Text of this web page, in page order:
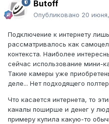
Butoff
Опубликовано 20
Подключение к интернету
рассматривалось как
контекста. Наиболее
сейчас использование мини-
Такие камеры уже
деле... Нет подходящего
Что касается интернета, то
каналы поширше и денег у
примеру купила какую-то